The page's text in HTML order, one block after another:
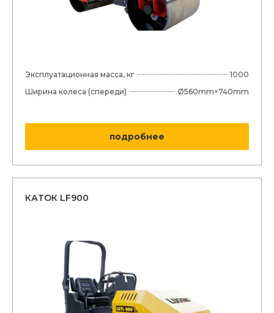
Эксплуатационная масса, кг
1000
Ширина колеса (спереди)
Ø560mm×740mm
подробнее
КАТОК LF900